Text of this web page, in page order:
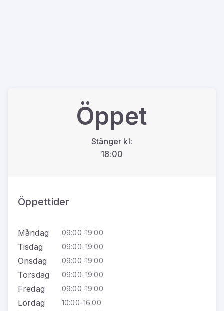
Öppet
Stänger kl:
18:00
Öppettider
Måndag 09:00–19:00
Tisdag 09:00–19:00
Onsdag 09:00–19:00
Torsdag 09:00–19:00
Fredag 09:00–19:00
Lördag 10:00–16:00